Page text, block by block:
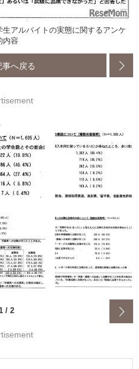
アルバイトの実態に関するアンケ
内容
事へ戻る
1 / 2